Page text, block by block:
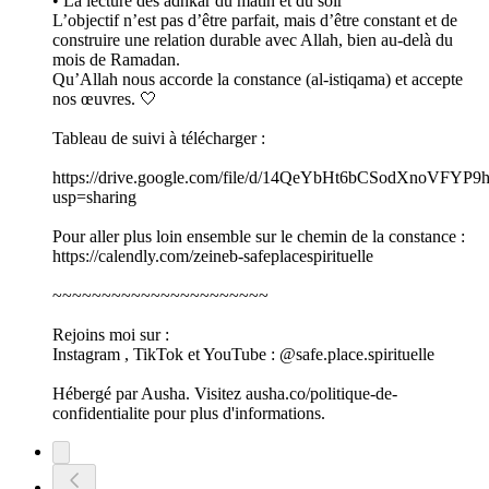
L’objectif n’est pas d’être parfait, mais d’être constant et de
construire une relation durable avec Allah, bien au-delà du
mois de Ramadan.
Qu’Allah nous accorde la constance (al-istiqama) et accepte
nos œuvres. 🤍
Tableau de suivi à télécharger :
https://drive.google.com/file/d/
usp=sharing
Pour aller plus loin ensemble sur le chemin de la constance :
https://calendly.com/zeineb-safeplacespirituelle
~~~~~~~~~~~~~~~~~~~~~~
Rejoins moi sur :
Instagram , TikTok et YouTube : @safe.place.spirituelle
Hébergé par Ausha. Visitez ausha.co/politique-de-
confidentialite pour plus d'informations.